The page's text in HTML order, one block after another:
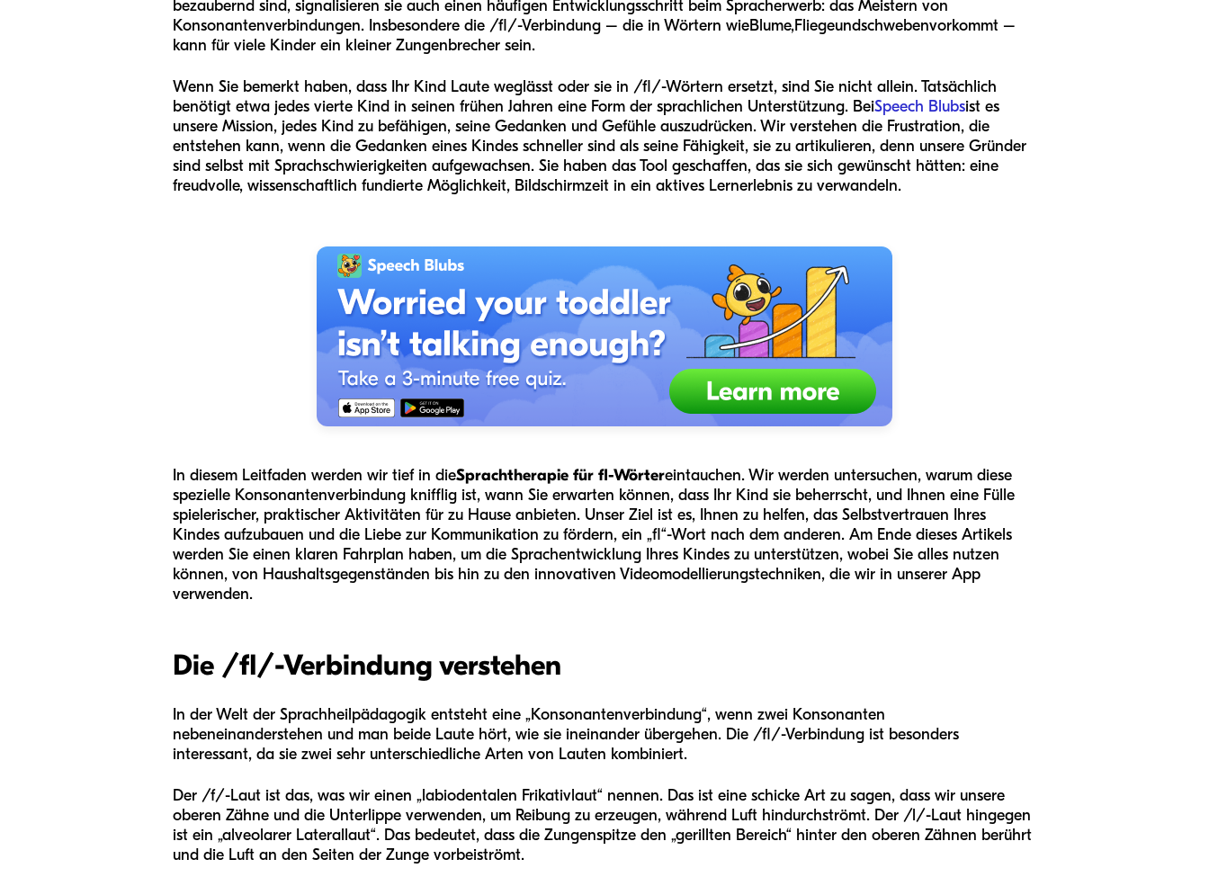
bezaubernd sind, signalisieren sie auch einen häufigen Entwicklungsschritt beim Spracherwerb: das Meistern von
Konsonantenverbindungen. Insbesondere die /fl/-Verbindung – die in Wörtern wieBlume,Fliegeundschwebenvorkommt –
kann für viele Kinder ein kleiner Zungenbrecher sein.
Wenn Sie bemerkt haben, dass Ihr Kind Laute weglässt oder sie in /fl/-Wörtern ersetzt, sind Sie nicht allein. Tatsächlich
benötigt etwa jedes vierte Kind in seinen frühen Jahren eine Form der sprachlichen Unterstützung. BeiSpeech Blubsist es
unsere Mission, jedes Kind zu befähigen, seine Gedanken und Gefühle auszudrücken. Wir verstehen die Frustration, die
entstehen kann, wenn die Gedanken eines Kindes schneller sind als seine Fähigkeit, sie zu artikulieren, denn unsere Gründer
sind selbst mit Sprachschwierigkeiten aufgewachsen. Sie haben das Tool geschaffen, das sie sich gewünscht hätten: eine
freudvolle, wissenschaftlich fundierte Möglichkeit, Bildschirmzeit in ein aktives Lernerlebnis zu verwandeln.
In diesem Leitfaden werden wir tief in dieSprachtherapie für fl-Wörtereintauchen. Wir werden untersuchen, warum diese
spezielle Konsonantenverbindung knifflig ist, wann Sie erwarten können, dass Ihr Kind sie beherrscht, und Ihnen eine Fülle
spielerischer, praktischer Aktivitäten für zu Hause anbieten. Unser Ziel ist es, Ihnen zu helfen, das Selbstvertrauen Ihres
Kindes aufzubauen und die Liebe zur Kommunikation zu fördern, ein „fl“-Wort nach dem anderen. Am Ende dieses Artikels
werden Sie einen klaren Fahrplan haben, um die Sprachentwicklung Ihres Kindes zu unterstützen, wobei Sie alles nutzen
können, von Haushaltsgegenständen bis hin zu den innovativen Videomodellierungstechniken, die wir in unserer App
verwenden.
Die /fl/-Verbindung verstehen
In der Welt der Sprachheilpädagogik entsteht eine „Konsonantenverbindung“, wenn zwei Konsonanten
nebeneinanderstehen und man beide Laute hört, wie sie ineinander übergehen. Die /fl/-Verbindung ist besonders
interessant, da sie zwei sehr unterschiedliche Arten von Lauten kombiniert.
Der /f/-Laut ist das, was wir einen „labiodentalen Frikativlaut“ nennen. Das ist eine schicke Art zu sagen, dass wir unsere
oberen Zähne und die Unterlippe verwenden, um Reibung zu erzeugen, während Luft hindurchströmt. Der /l/-Laut hingegen
ist ein „alveolarer Laterallaut“. Das bedeutet, dass die Zungenspitze den „gerillten Bereich“ hinter den oberen Zähnen berührt
und die Luft an den Seiten der Zunge vorbeiströmt.